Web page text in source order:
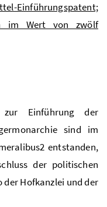
Einführungspatent;
im Wert von zwölf
zur Einführung der
sind im
entstanden,
der politischen
Hofkanzlei und der